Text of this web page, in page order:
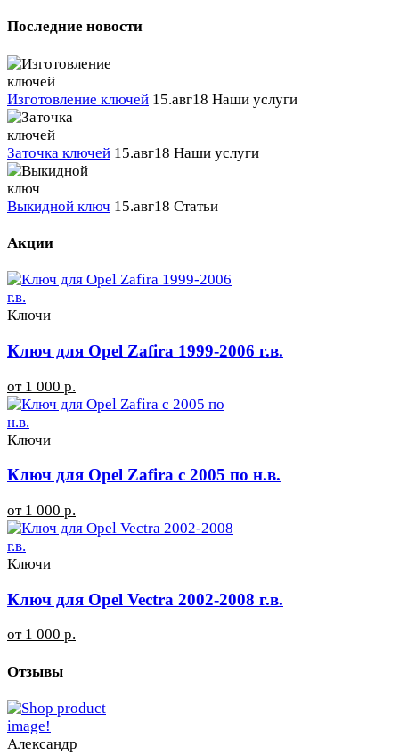
Последние новости
Изготовление ключей 15.авг18 Наши услуги
Заточка ключей 15.авг18 Наши услуги
Выкидной ключ 15.авг18 Статьи
Акции
Ключи
Ключ для Opel Zafira 1999-2006 г.в.
от 1 000 р.
Ключи
Ключ для Opel Zafira с 2005 по н.в.
от 1 000 р.
Ключи
Ключ для Opel Vectra 2002-2008 г.в.
от 1 000 р.
Отзывы
Александр